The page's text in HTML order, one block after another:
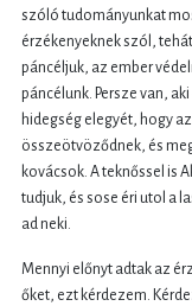
szóló tudományunkat
érzékenyeknek szól,
páncéljuk, az ember
páncélunk. Persze van,
hidegség elegyét, hogy
összeötvöződnek, és
kovácsok. A teknőssel is
tudjuk, és sose éri utol a
ad neki.
Mennyi előnyt adtak az
őket, ezt kérdezem.